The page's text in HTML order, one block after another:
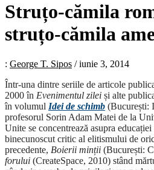
Struțo-cămila
struțo-cămila
: George T. Sipos /iunie 3, 2014
Într-una dintre seriile de articole
2000 în Evenimentul zilei și alte
în volumul Idei de schimb (București:
profesorul Sorin Adam Matei de la
Unite se concentrează asupra
binecunoscut critic al elitismului de
precedente, Boierii minții (București:
forului (CreateSpace, 2010) stând